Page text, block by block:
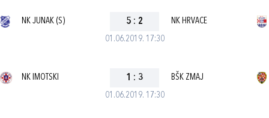
01.06.2019. 17:30
NK JUNAK (S) 5 : 2 NK HRVACE
01.06.2019. 17:30
NK IMOTSKI 1 : 3 BŠK ZMAJ